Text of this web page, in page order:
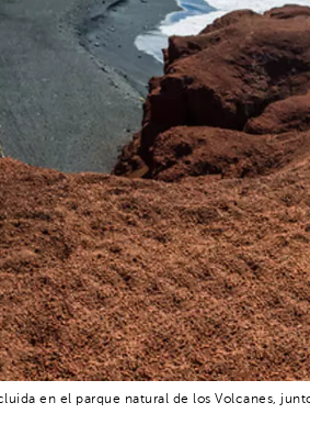
en el parque natural de los Volcanes,